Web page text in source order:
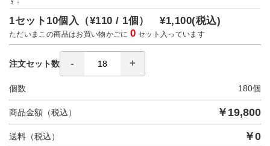
1セット10個入（¥110 / 1個）¥1,100(税込)
ただいまこの商品はお買い物かごに0 セット入っています
注文セット数
個数 180個
商品金額（税込） ￥ 19,800
送料（税込） ￥0